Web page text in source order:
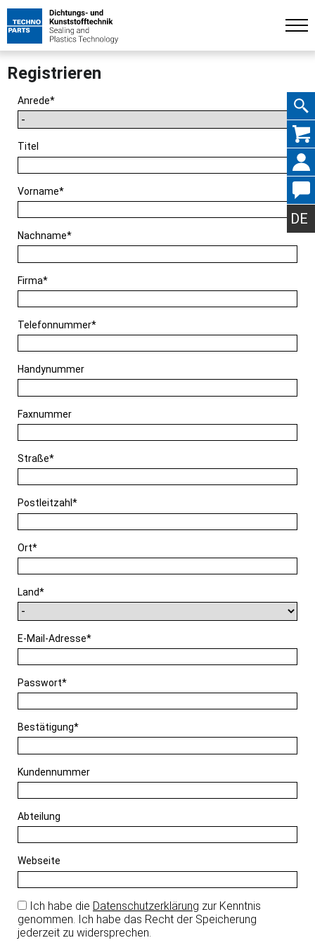
DE
Registrieren
Pflichtfeld
Anrede*
Titel
Pflichtfeld
Vorname*
Pflichtfeld
Nachname*
Pflichtfeld
Firma*
Pflichtfeld
Telefonnummer*
Handynummer
Faxnummer
Pflichtfeld
Straße*
Pflichtfeld
Postleitzahl *
Pflichtfeld
Ort*
Pflichtfeld
Land*
Pflichtfeld
E-Mail-Adresse*
Pflichtfeld
Passwort*
Pflichtfeld
Bestätigung*
Kundennummer
Abteilung
Webseite
Ich habe die Datenschutzerklärung zur Kenntnis
genommen. Ich habe das Recht der Speicherung
jederzeit zu widersprechen.